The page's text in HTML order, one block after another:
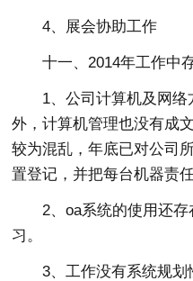
4、展会协助工作
十一、2014年工作中
1、公司计算机及网
外，计算机管理也没有成
较为混乱，年底已对公司
置登记，并把每台机器责任
2、oa系统的使用还
习。
3、工作没有系统规